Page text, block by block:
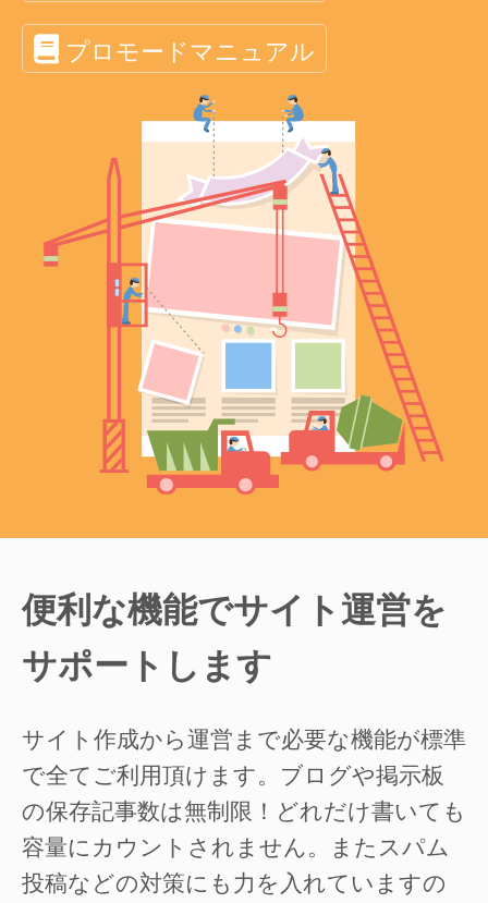
プロモードマニュアル
便利な機能でサイト運営を
サポートします
サイト作成から運営まで必要な機能が標準
で全てご利用頂けます。ブログや掲示板
の保存記事数は無制限！どれだけ書いても
容量にカウントされません。またスパム
投稿などの対策にも力を入れていますの